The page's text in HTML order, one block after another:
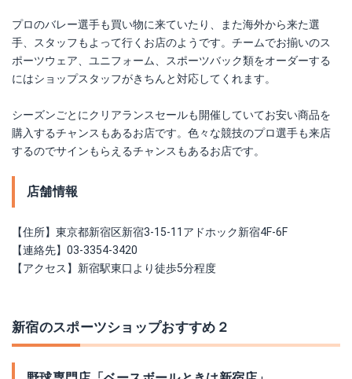
プロのバレー選手も買い物に来ていたり、また海外から来た選
手、スタッフもよって行くお店のようです。チームでお揃いのス
ポーツウェア、ユニフォーム、スポーツバック類をオーダーする
にはショップスタッフがきちんと対応してくれます。
シーズンごとにクリアランスセールも開催していてお安い商品を
購入するチャンスもあるお店です。色々な競技のプロ選手も来店
するのでサインもらえるチャンスもあるお店です。
店舗情報
【住所】東京都新宿区新宿3-15-11アドホック新宿4F-6F
【連絡先】03-3354-3420
【アクセス】新宿駅東口より徒歩5分程度
新宿のスポーツショップおすすめ２